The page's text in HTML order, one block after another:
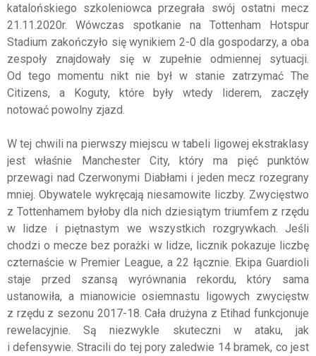
katalońskiego szkoleniowca przegrała swój ostatni mecz
21.11.2020r. Wówczas spotkanie na Tottenham Hotspur
Stadium zakończyło się wynikiem 2-0 dla gospodarzy, a oba
zespoły znajdowały się w zupełnie odmiennej sytuacji.
Od tego momentu nikt nie był w stanie zatrzymać The
Citizens, a Koguty, które były wtedy liderem, zaczęły
notować powolny zjazd.
W tej chwili na pierwszy miejscu w tabeli ligowej ekstraklasy
jest właśnie Manchester City, który ma pięć punktów
przewagi nad Czerwonymi Diabłami i jeden mecz rozegrany
mniej. Obywatele wykręcają niesamowite liczby. Zwycięstwo
z Tottenhamem byłoby dla nich dziesiątym triumfem z rzędu
w lidze i piętnastym we wszystkich rozgrywkach. Jeśli
chodzi o mecze bez porażki w lidze, licznik pokazuje liczbę
czternaście w Premier League, a 22 łącznie. Ekipa Guardioli
staje przed szansą wyrównania rekordu, który sama
ustanowiła, a mianowicie osiemnastu ligowych zwycięstw
z rzędu z sezonu 2017-18. Cała drużyna z Etihad funkcjonuje
rewelacyjnie. Są niezwykle skuteczni w ataku, jak
i defensywie. Stracili do tej pory zaledwie 14 bramek, co jest